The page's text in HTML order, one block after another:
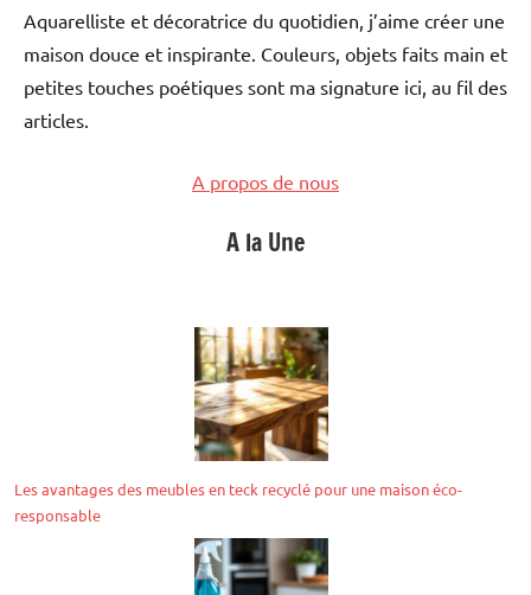
Aquarelliste et décoratrice du quotidien, j’aime créer une
maison douce et inspirante. Couleurs, objets faits main et
petites touches poétiques sont ma signature ici, au fil des
articles.
A propos de nous
A la Une
Les avantages des meubles en teck recyclé pour une maison éco-
responsable